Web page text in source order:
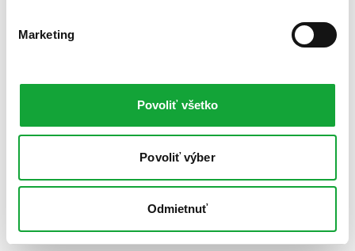
Marketing
Povoliť všetko
Povoliť výber
Odmietnuť